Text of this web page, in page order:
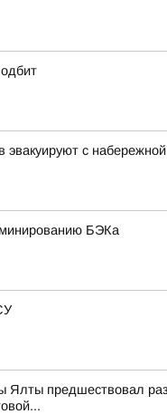
эвакуируют с набережной
БЭКа
Ялты предшествовал